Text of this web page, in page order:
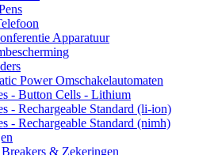
Apparatuur
Power Omschakelautomaten
- Button Cells - Lithium
- Rechargeable Standard (li-ion)
- Rechargeable Standard (nimh)
& Zekeringen